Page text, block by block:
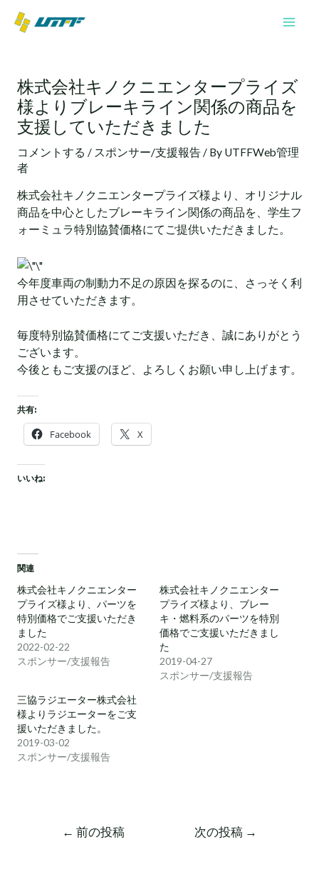
株式会社キノクニエンタープライズ
様よりブレーキライン関係の商品を
支援していただきました
コメントする / スポンサー/支援報告/ By UTFFWeb管理
者
株式会社キノクニエンタープライズ様より、オリジナル
商品を中心としたブレーキライン関係の商品を、学生フ
ォーミュラ特別協賛価格にてご提供いただきました。
今年度車両の制動力不足の原因を探るのに、さっそく利
用させていただきます。
毎度特別協賛価格にてご支援いただき、誠にありがとう
ございます。
今後ともご支援のほど、よろしくお願い申し上げます。
共有:
Facebook X
いいね:
関連
株式会社キノクニエンター
プライズ様より、パーツを
特別価格でご支援いただき
ました
2022-02-22
スポンサー/支援報告
株式会社キノクニエンター
プライズ様より、ブレー
キ・燃料系のパーツを特別
価格でご支援いただきまし
た
2019-04-27
スポンサー/支援報告
三協ラジエーター株式会社
様よりラジエーターをご支
援いただきました。
2019-03-02
スポンサー/支援報告
ナ
ビ
ゲ
ー
シ
ン
← 前の投稿 次の投稿 →